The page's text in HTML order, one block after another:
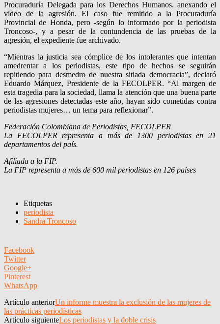
Procuraduría Delegada para los Derechos Humanos, anexando el
video de la agresión. El caso fue remitido a la Procuraduría
Provincial de Honda, pero -según lo informado por la periodista
Troncoso-, y a pesar de la contundencia de las pruebas de la
agresión, el expediente fue archivado.
“Mientras la justicia sea cómplice de los intolerantes que intentan
amedrentar a los periodistas, este tipo de hechos se seguirán
repitiendo para desmedro de nuestra sitiada democracia”, declaró
Eduardo Márquez, Presidente de la FECOLPER. “Al margen de
esta tragedia para la sociedad, llama la atención que una buena parte
de las agresiones detectadas este año, hayan sido cometidas contra
periodistas mujeres… un tema para reflexionar”.
Federación Colombiana de Periodistas, FECOLPER
La FECOLPER representa a más de 1300 periodistas en 21
departamentos del país.
Afiliada a la FIP.
La FIP representa a más de 600 mil periodistas en 126 países
Etiquetas
periodista
Sandra Troncoso
Facebook
Twitter
Google+
Pinterest
WhatsApp
Artículo anteriorUn informe muestra la exclusión de las mujeres de
las prácticas periodísticas
Artículo siguienteLos periodistas y la doble crisis